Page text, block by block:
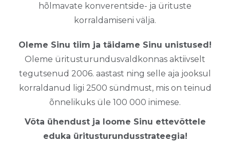
hõlmavate konverentside- ja ürituste
korraldamiseni välja.
Oleme Sinu tiim ja täidame Sinu unistused!
Oleme üritusturundusvaldkonnas aktiivselt
tegutsenud 2006. aastast ning selle aja jooksul
korraldanud ligi 2500 sündmust, mis on teinud
õnnelikuks üle 100 000 inimese.
Võta ühendust ja loome Sinu ettevõttele
eduka üritusturundusstrateegia!